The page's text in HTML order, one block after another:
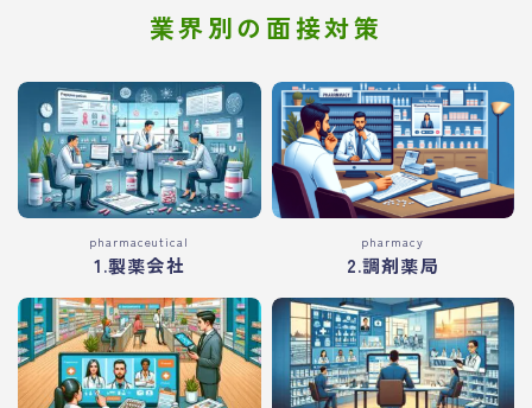
業界別の面接対策
pharmaceutical
1.製薬会社
pharmacy
2.調剤薬局